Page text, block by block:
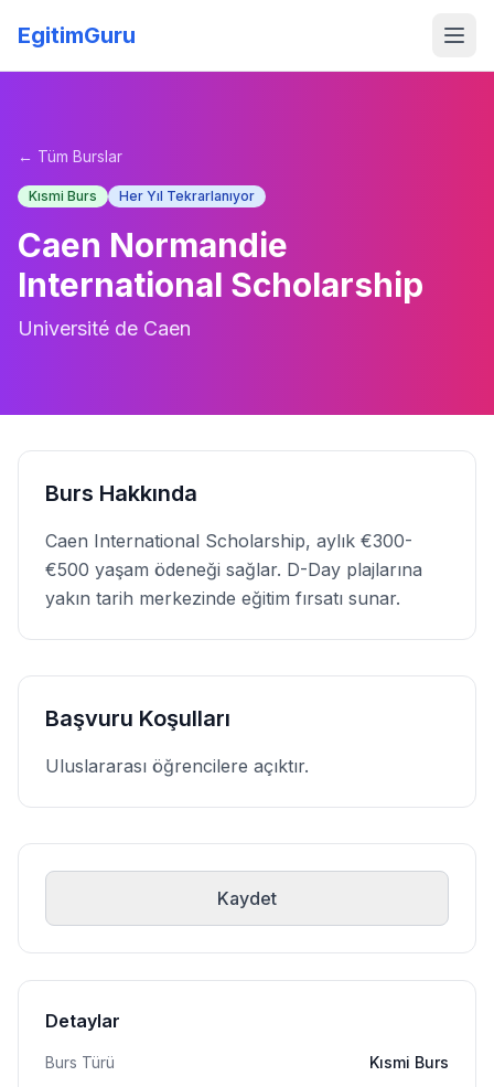
EgitimGuru
← Tüm Burslar
Kısmi Burs Her Yıl Tekrarlanıyor
Caen Normandie
International Scholarship
Université de Caen
Burs Hakkında
Caen International Scholarship, aylık €300-
€500 yaşam ödeneği sağlar. D-Day plajlarına
yakın tarih merkezinde eğitim fırsatı sunar.
Başvuru Koşulları
Uluslararası öğrencilere açıktır.
Kaydet
Detaylar
Burs Türü
Kısmi Burs